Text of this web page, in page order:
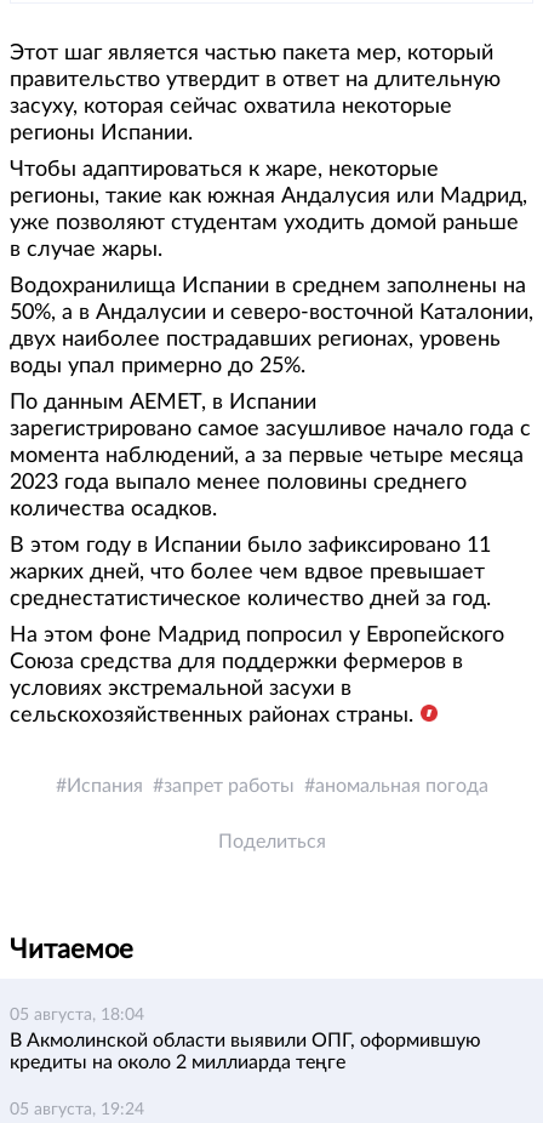
Этот шаг является частью пакета мер, который
правительство утвердит в ответ на длительную
засуху, которая сейчас охватила некоторые
регионы Испании.
Чтобы адаптироваться к жаре, некоторые
регионы, такие как южная Андалусия или Мадрид,
уже позволяют студентам уходить домой раньше
в случае жары.
Водохранилища Испании в среднем заполнены на
50%, а в Андалусии и северо-восточной Каталонии,
двух наиболее пострадавших регионах, уровень
воды упал примерно до 25%.
По данным AEMET, в Испании
зарегистрировано самое засушливое начало года с
момента наблюдений, а за первые четыре месяца
2023 года выпало менее половины среднего
количества осадков.
В этом году в Испании было зафиксировано 11
жарких дней, что более чем вдвое превышает
среднестатистическое количество дней за год.
На этом фоне Мадрид попросил у Европейского
Союза средства для поддержки фермеров в
условиях экстремальной засухи в
сельскохозяйственных районах страны.
Испания запрет работы аномальная погода
Поделиться
Читаемое
05 августа, 18:04
В Акмолинской области выявили ОПГ, оформившую
кредиты на около 2 миллиарда теңге
05 августа, 19:24